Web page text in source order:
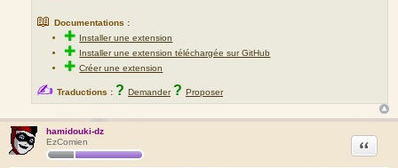
📖 Documentations :
✚ Installer une extension
✚ Installer une extension téléchargée sur GitHub
✚Créer une extension
✍ Traductions : ? Demander ? Proposer
hamidouki-dz
EzComien
Citation